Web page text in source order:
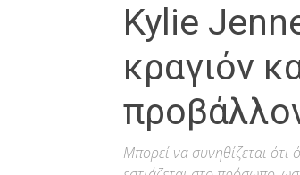
Kylie
κραγιόν
Μπορεί να συνηθίζεται ότι